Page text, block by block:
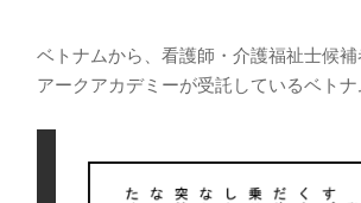
ベトナムから、看護師・介護福祉士候
アークアカデミーが受託しているベト